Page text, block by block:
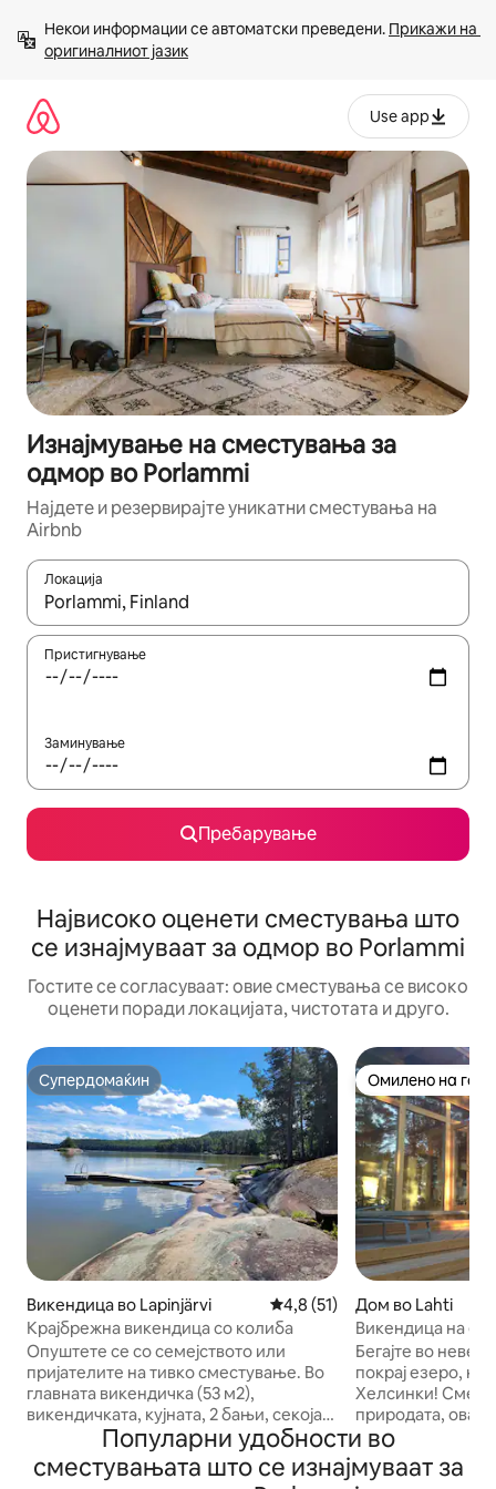
содржина
Некои информации се автоматски преведени. Прикажи на
оригиналниот јазик
Use app
Изнајмување на сместувања за
одмор во Porlammi
Најдете и резервирајте уникатни сместувања на
Airbnb
Локација
Кога резултатите се достапни, движете се со копчињата
Пристигнување
Заминување
Пребарување
Највисоко оценети сместувања што
се изнајмуваат за одмор во Porlammi
Гостите се согласуваат: овие сместувања се високо
оценети поради локацијата, чистотата и друго.
Супердомаќин
Супердомаќин
Викендица во Lapinjärvi Просечна оцена: 4,8 од 5,
4,8 (51)
Крајбрежна викендица со колиба
Опуштете се со семејството или
пријателите на тивко сместување. Во
главната викендичка (53 м2),
викендичката, кујната, 2 бањи, секоја
со по 2 единечни кревета. Гостинската
викендица има двоен кревет на
долниот дел и 2 места за спиење на
Омилено на
Омилено на
Дом во Lahti
Викендица на
близина на Лахти
Бегајте во
покрај езеро, на
Хелсинки!
природата, ова
одморалиште
неверојатен
ден пешачење,
Популарни удобности во
сместувањата што се изнајмуваат за